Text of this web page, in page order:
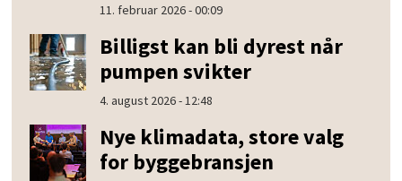
11. februar 2026 - 00:09
Billigst kan bli dyrest når
pumpen svikter
4. august 2026 - 12:48
Nye klimadata, store valg
for byggebransjen